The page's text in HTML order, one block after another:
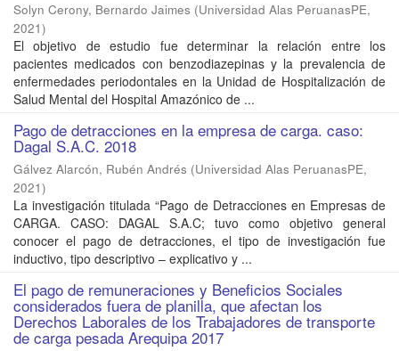
Solyn Cerony, Bernardo Jaimes (Universidad Alas PeruanasPE,
2021)
El objetivo de estudio fue determinar la relación entre los
pacientes medicados con benzodiazepinas y la prevalencia de
enfermedades periodontales en la Unidad de Hospitalización de
Salud Mental del Hospital Amazónico de ...
Pago de detracciones en la empresa de carga. caso:
Dagal S.A.C. 2018
Gálvez Alarcón, Rubén Andrés (Universidad Alas PeruanasPE,
2021)
La investigación titulada “Pago de Detracciones en Empresas de
CARGA. CASO: DAGAL S.A.C; tuvo como objetivo general
conocer el pago de detracciones, el tipo de investigación fue
inductivo, tipo descriptivo – explicativo y ...
El pago de remuneraciones y Beneficios Sociales
considerados fuera de planilla, que afectan los
Derechos Laborales de los Trabajadores de transporte
de carga pesada Arequipa 2017